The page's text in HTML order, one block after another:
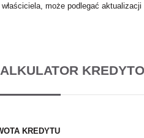
właściciela, może podlegać
KREDYTU